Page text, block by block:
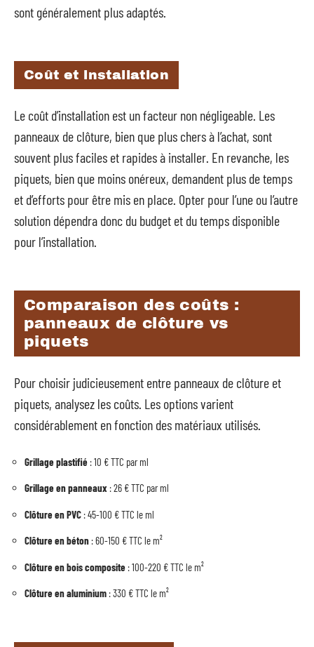
sont généralement plus adaptés.
Coût et installation
Le coût d’installation est un facteur non négligeable. Les
panneaux de clôture, bien que plus chers à l’achat, sont
souvent plus faciles et rapides à installer. En revanche, les
piquets, bien que moins onéreux, demandent plus de temps
et d’efforts pour être mis en place. Opter pour l’une ou l’autre
solution dépendra donc du budget et du temps disponible
pour l’installation.
Comparaison des coûts :
panneaux de clôture vs
piquets
Pour choisir judicieusement entre panneaux de clôture et
piquets, analysez les coûts. Les options varient
considérablement en fonction des matériaux utilisés.
Grillage plastifié : 10 € TTC par ml
Grillage en panneaux : 26 € TTC par ml
Clôture en PVC : 45-100 € TTC le ml
Clôture en béton : 60-150 € TTC le m²
Clôture en bois composite : 100-220 € TTC le m²
Clôture en aluminium : 330 € TTC le m²